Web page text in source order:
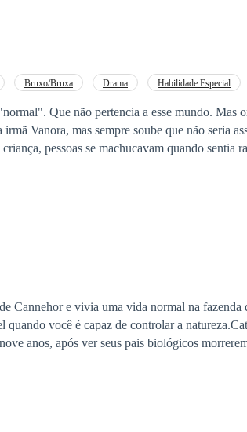
Bruxo/Bruxa Drama Habilidade Especial
Que não pertencia a esse mundo. Mas
Vanora, mas sempre soube que não seria
pessoas se machucavam quando sentia
Cannehor e vivia uma vida normal na fazenda
você é capaz de controlar a
anos, após ver seus pais biológicos
viera. Tudo o que sabia sobre sua antiga vida